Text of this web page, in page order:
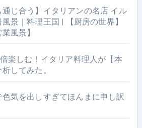
通じ合う】イタリアンの名店 イル
景｜料理王国 | 【厨房の世界】
風景】
楽しむ！イタリア料理人が【本
してみた。
気を出しすぎてほんまに申し訳